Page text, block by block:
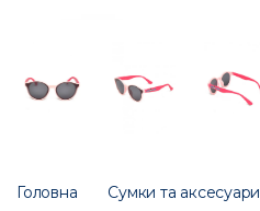
Головна Сумки та аксесуари